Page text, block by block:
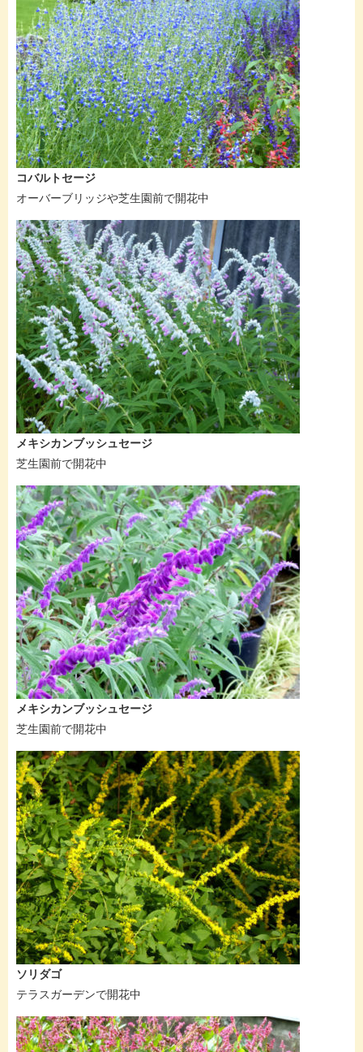
コバルトセージ
オーバーブリッジや芝生園前で開花中
メキシカンブッシュセージ
芝生園前で開花中
メキシカンブッシュセージ
芝生園前で開花中
ソリダゴ
テラスガーデンで開花中